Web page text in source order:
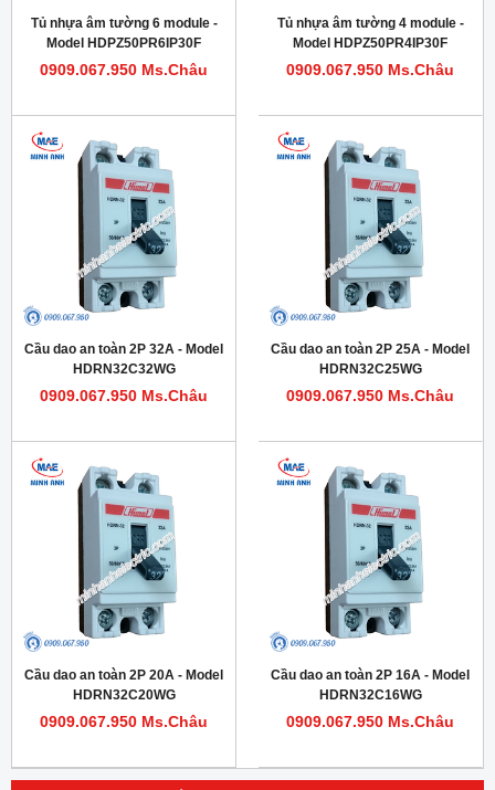
Tủ nhựa âm tường 6 module -
Model HDPZ50PR6IP30F
0909.067.950 Ms.Châu
Tủ nhựa âm tường 4 module -
Model HDPZ50PR4IP30F
0909.067.950 Ms.Châu
Cầu dao an toàn 2P 32A - Model
HDRN32C32WG
0909.067.950 Ms.Châu
Cầu dao an toàn 2P 25A - Model
HDRN32C25WG
0909.067.950 Ms.Châu
Cầu dao an toàn 2P 20A - Model
HDRN32C20WG
0909.067.950 Ms.Châu
Cầu dao an toàn 2P 16A - Model
HDRN32C16WG
0909.067.950 Ms.Châu